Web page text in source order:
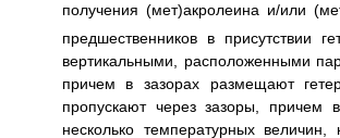
получения (мет)акролеина и/или
предшественников в присутствии
вертикальными, расположенными
причем в зазорах размещают
пропускают через зазоры, причем
несколько температурных